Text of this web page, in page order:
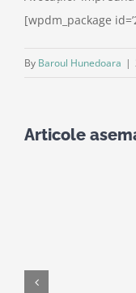
[wpdm_package
By Baroul Hunedoara |
Articole